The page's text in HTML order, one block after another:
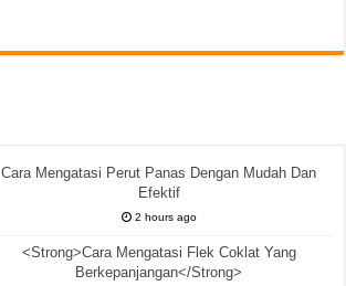
Cara Mengatasi Perut Panas Dengan Mudah Dan
Efektif
2 hours ago
<Strong>Cara Mengatasi Flek Coklat Yang
Berkepanjangan</Strong>